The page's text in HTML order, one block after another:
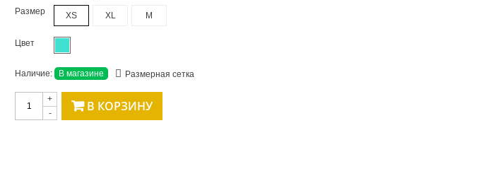
Размер XS XL M
Цвет
Наличие: В магазине Размерная сетка
-
+ В КОРЗИНУ